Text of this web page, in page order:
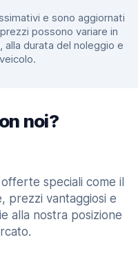
e sono aggiornati
possono variare in
durata del noleggio e
noi?
speciali come il
prezzi vantaggiosi e
alla nostra posizione